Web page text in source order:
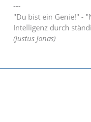
---
"Du bist ein Genie!" -
Intelligenz durch
(Justus Jonas)